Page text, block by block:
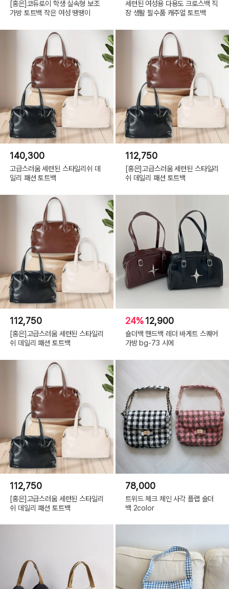
[홍은]코듀로이 학생 실속형 보조
가방 토트백 작은 여성 땡땡이
세련된 여성용 다용도 크로스백 직
장 생활 필수품 캐주얼 토트백
140,300
고급스러움 세련된 스타일리쉬 데
일리 패션 토트백
112,750
[홍은]고급스러움 세련된 스타일리
쉬 데일리 패션 토트백
112,750
[홍은]고급스러움 세련된 스타일리
쉬 데일리 패션 토트백
24%12,900
숄더백 핸드백 레더 바게트 스퀘어
가방 bg-73 시에
112,750
[홍은]고급스러움 세련된 스타일리
쉬 데일리 패션 토트백
78,000
트위드 체크 체인 사각 플랩 숄더
백 2color